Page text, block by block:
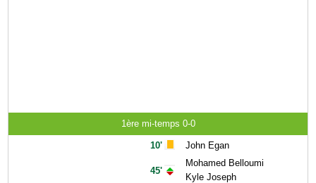
1ère mi-temps 0-0
10'
45'
John Egan
Mohamed Belloumi
Kyle Joseph